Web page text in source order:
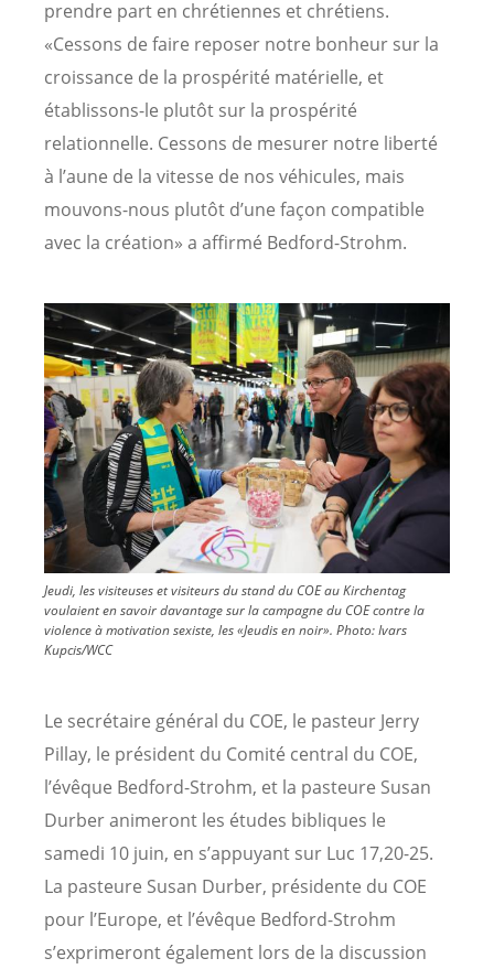
prendre part en chrétiennes et chrétiens.
«Cessons de faire reposer notre bonheur sur la
croissance de la prospérité matérielle, et
établissons-le plutôt sur la prospérité
relationnelle. Cessons de mesurer notre liberté
à l’aune de la vitesse de nos véhicules, mais
mouvons-nous plutôt d’une façon compatible
avec la création» a affirmé Bedford-Strohm.
Image
Jeudi, les visiteuses et visiteurs du stand du COE au Kirchentag
voulaient en savoir davantage sur la campagne du COE contre la
violence à motivation sexiste, les «Jeudis en noir». Photo:Ivars
Kupcis/WCC
Le secrétaire général du COE, le pasteur Jerry
Pillay, le président du Comité central du COE,
l’évêque Bedford-Strohm, et la pasteure Susan
Durber animeront les études bibliques le
samedi 10 juin, en s’appuyant sur Luc 17,20-25.
La pasteure Susan Durber, présidente du COE
pour l’Europe, et l’évêque Bedford-Strohm
s’exprimeront également lors de la discussion